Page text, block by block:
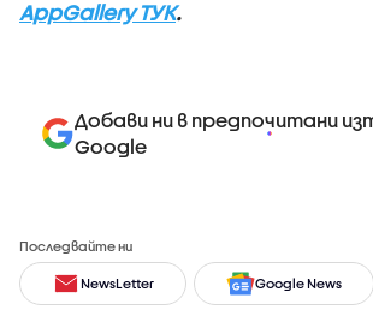
AppGallery ТУК.
Добави ни в предпочитани
Google
Последвайте ни
NewsLetter Google News